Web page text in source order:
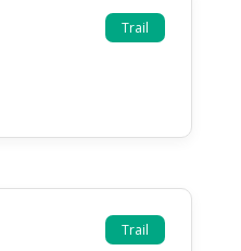
Trail
Trail